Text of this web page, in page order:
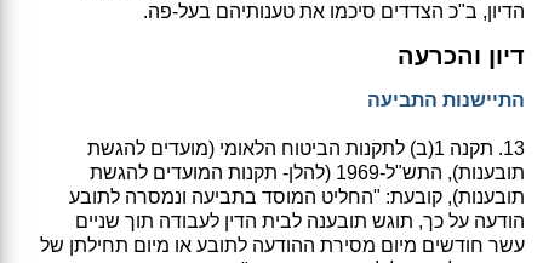
הדיון, ב"כ הצדדים סיכמו את טענותיהם בעל-פה.
דיון והכרעה
התיישנות התביעה
13. תקנה 1(ב) לתקנות הביטוח הלאומי (מועדים להגשת
תובענות), התש"ל-1969 (להלן- תקנות המועדים להגשת
תובענות), קובעת: "החליט המוסד בתביעה ונמסרה לתובע
הודעה על כך, תוגש תובענה לבית הדין לעבודה תוך שניים
עשר חודשים מיום מסירת ההודעה לתובע או מיום תחילתן של